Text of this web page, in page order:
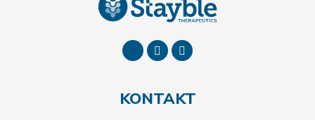
KONTAKT